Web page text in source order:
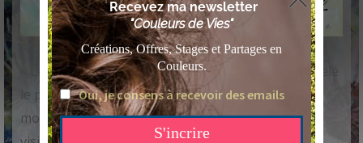
À propos de l’œuvre
« Le Pont de femmes nues » ou officiellement appelé
le pont Gisèle-Halimi se situe à Mont-de-Marsan,
mon lieu de résidence dans les Landes où sont